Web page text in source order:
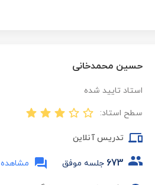
حسین محمدخانی
استاد تایید شده
سطح استاد:
تدریس آنلاین
673 جلسه موفق مشاهده 53 دیدگاه